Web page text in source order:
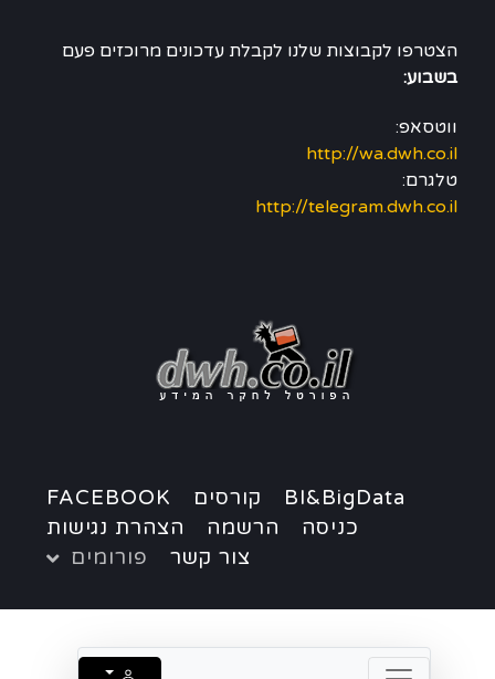
הצטרפו לקבוצות שלנו לקבלת עדכונים מרוכזים פעם
בשבוע:
ווטסאפ:
http://wa.dwh.co.il
טלגרם:
http://telegram.dwh.co.il
BI&BigData קורסים
FACEBOOK
כניסה
הרשמה
הצהרת נגישות
צור קשר
פורומים